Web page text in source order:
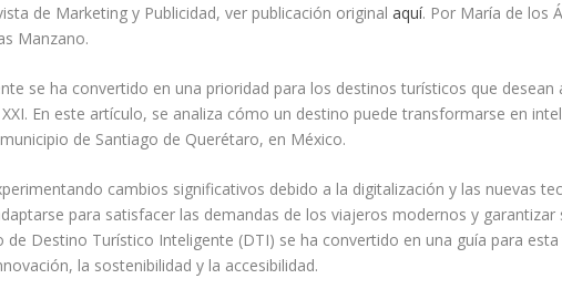
de Marketing y Publicidad, ver publicación originalaquí. Por María de los
Manzano.
se ha convertido en una prioridad para los destinos turísticos que desean
En este artículo, se analiza cómo un destino puede transformarse en
de Santiago de Querétaro, en México.
cambios significativos debido a la digitalización y las nuevas
para satisfacer las demandas de los viajeros modernos y garantizar
de Destino Turístico Inteligente (DTI) se ha convertido en una guía para
la sostenibilidad y la accesibilidad.